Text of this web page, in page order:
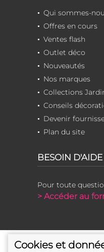
Qui sommes-
Offres en cours
Ventes flash
Outlet déco
Nouveautés
Nos marques
Collections
Conseils
Devenir
Plan du site
BESOIN D'AIDE
Pour toute
> Accéder au
Cookies et